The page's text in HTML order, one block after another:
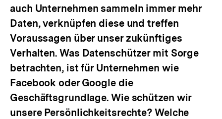
auch Unternehmen sammeln immer mehr
Daten, verknüpfen diese und treffen
Voraussagen über unser zukünftiges
Verhalten. Was Datenschützer mit Sorge
betrachten, ist für Unternehmen wie
Facebook oder Google die
Geschäftsgrundlage. Wie schützen wir
unsere Persönlichkeitsrechte? Welche